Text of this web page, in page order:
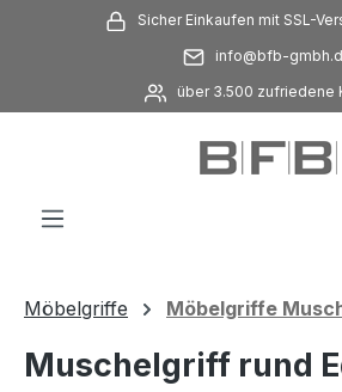
Zum Hauptinhalt springen
Sicher Einkaufen mit SSL-
info@bfb-
über 3.500 zufriedene
Möbelgriffe Möbelgriffe
Muschelgriff rund